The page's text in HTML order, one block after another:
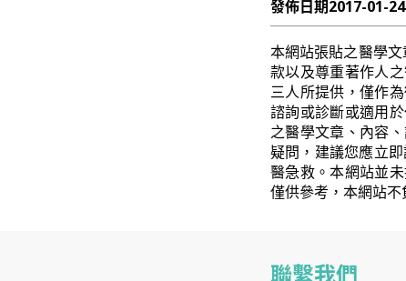
發佈日期2017-01-24
本網站張貼之醫學
款以及尊重著作人
三人所提供，僅作
諮詢或診斷或適用
之醫學文章、內容
疑問，建議您應立
醫急救。本網站並
僅供參考，本網站不
聯繫我們